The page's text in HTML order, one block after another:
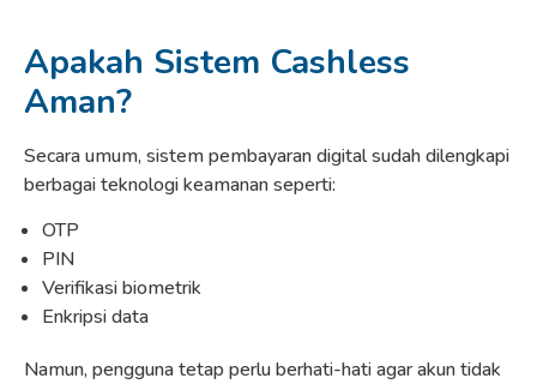
Apakah Sistem Cashless
Aman?
Secara umum, sistem pembayaran digital sudah dilengkapi
berbagai teknologi keamanan seperti:
OTP
PIN
Verifikasi biometrik
Enkripsi data
Namun, pengguna tetap perlu berhati-hati agar akun tidak